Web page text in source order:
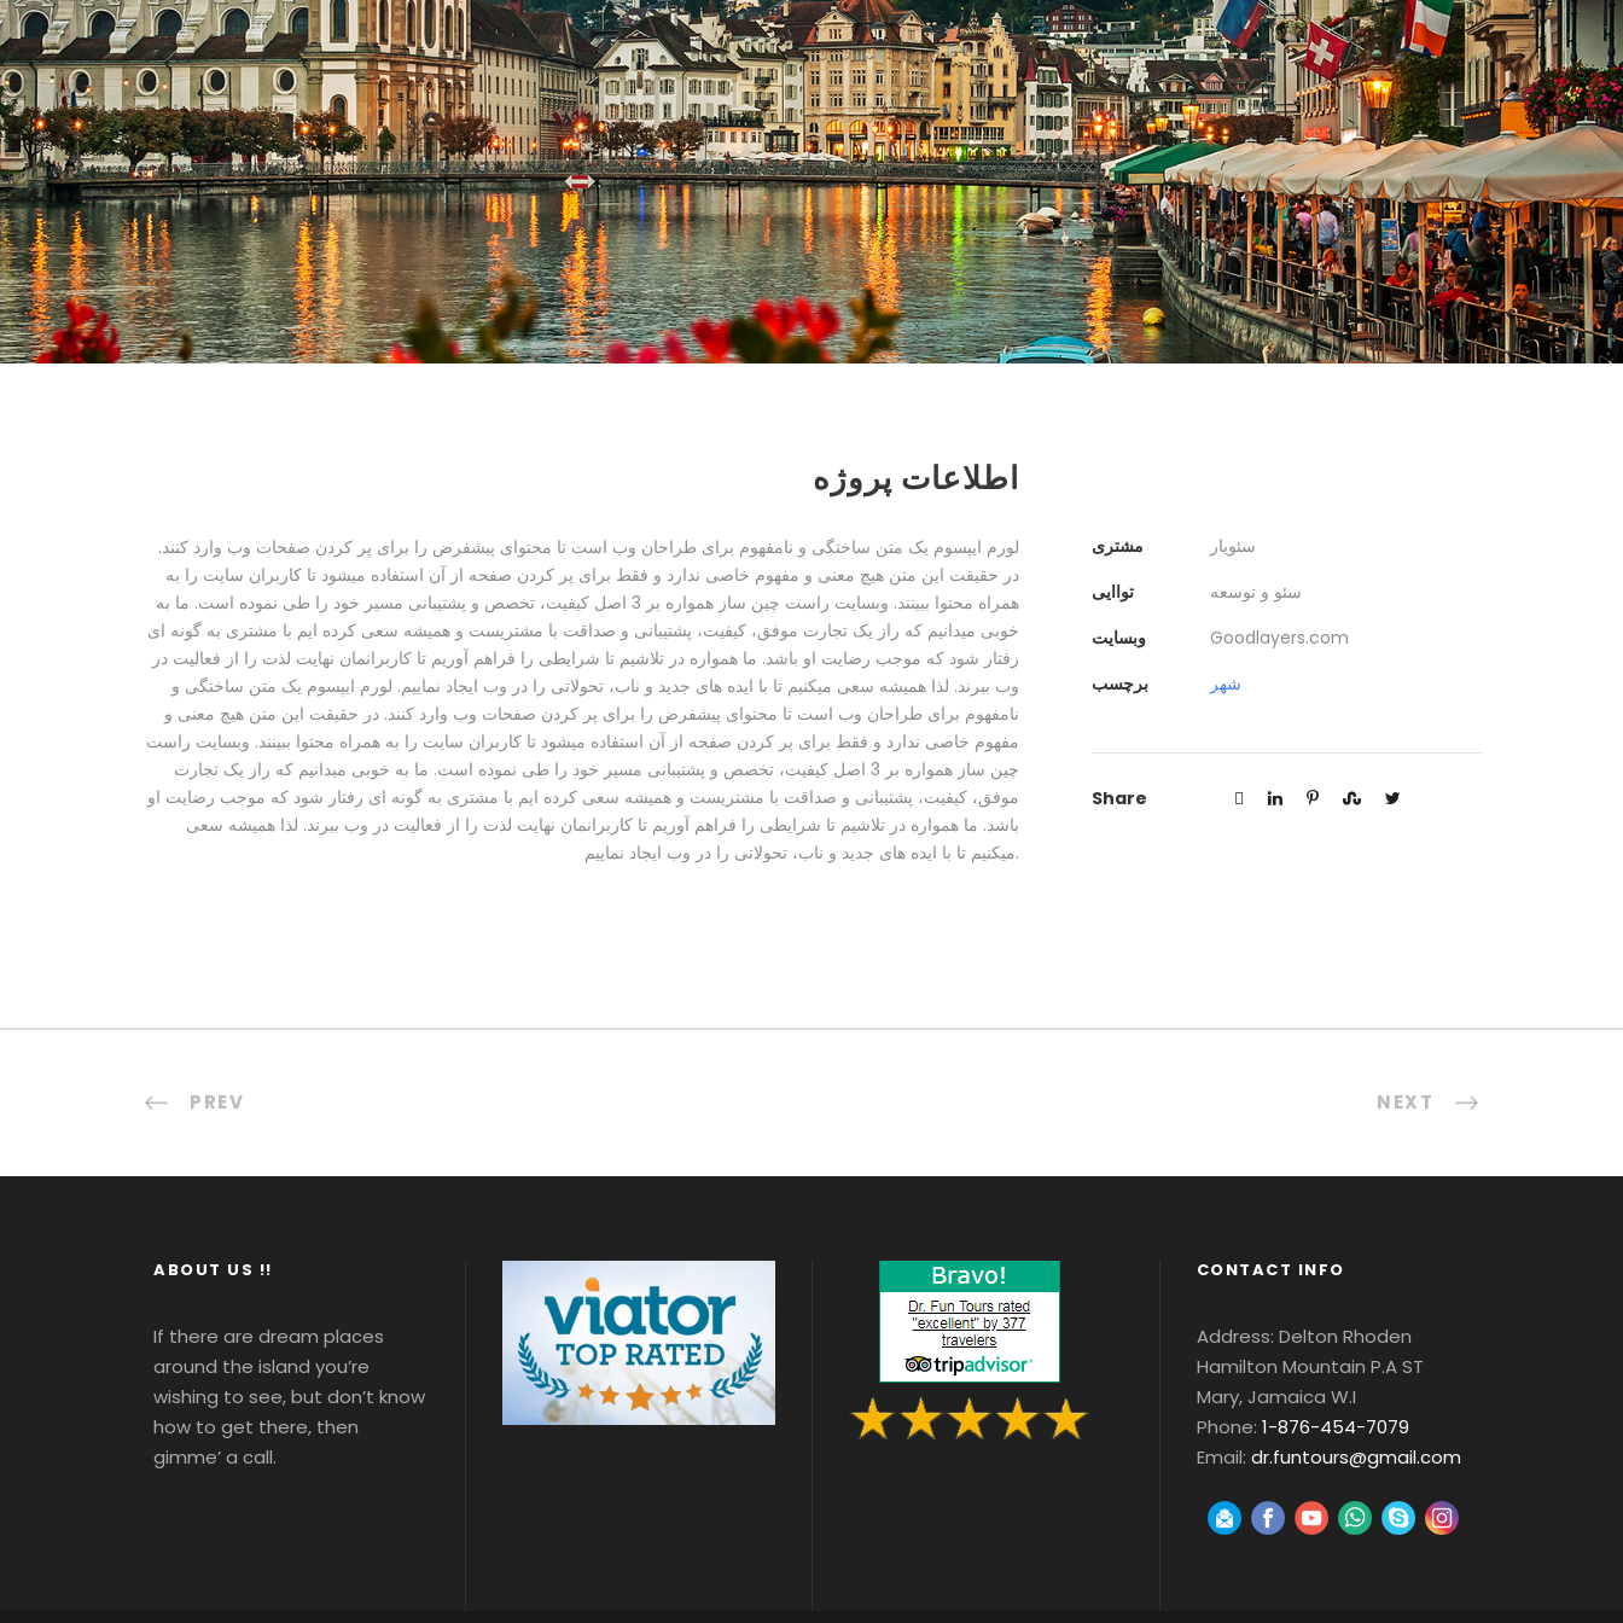
اطلاعات پروژه
لورم ایپسوم یک متن ساختگی و نامفهوم برای طراحان وب است تا محتوای پیشفرض را برای پر کردن صفحات وب وارد کنند.
در حقیقت این متن هیچ معنی و مفهوم خاصی ندارد و فقط برای پر کردن صفحه از آن استفاده میشود تا کاربران سایت را به
همراه محتوا ببینند. وبسایت راست چین ساز همواره بر 3 اصل کیفیت، تخصص و پشتیبانی مسیر خود را طی نموده است. ما به
خوبی میدانیم که راز یک تجارت موفق، کیفیت، پشتیبانی و صداقت با مشتریست و همیشه سعی کرده ایم با مشتری به گونه ای
رفتار شود که موجب رضایت او باشد. ما همواره در تلاشیم تا شرایطی را فراهم آوریم تا کاربرانمان نهایت لذت را از فعالیت در
وب ببرند. لذا همیشه سعی میکنیم تا با ایده های جدید و ناب، تحولاتی را در وب ایجاد نماییم. لورم ایپسوم یک متن ساختگی و
نامفهوم برای طراحان وب است تا محتوای پیشفرض را برای پر کردن صفحات وب وارد کنند. در حقیقت این متن هیچ معنی و
مفهوم خاصی ندارد و فقط برای پر کردن صفحه از آن استفاده میشود تا کاربران سایت را به همراه محتوا ببینند. وبسایت راست
چین ساز همواره بر 3 اصل کیفیت، تخصص و پشتیبانی مسیر خود را طی نموده است. ما به خوبی میدانیم که راز یک تجارت
موفق، کیفیت، پشتیبانی و صداقت با مشتریست و همیشه سعی کرده ایم با مشتری به گونه ای رفتار شود که موجب رضایت او
باشد. ما همواره در تلاشیم تا شرایطی را فراهم آوریم تا کاربرانمان نهایت لذت را از فعالیت در وب ببرند. لذا همیشه سعی
میکنیم تا با ایده های جدید و ناب، تحولاتی را در وب ایجاد نماییم.
مشتری
سئویار
تواایی
سئو و توسعه
وبسایت
Goodlayers.com
برچسب
شهر
Share
PREV NEXT
ABOUT US !!
If there are dream places
around the island you’re
wishing to see, but don’t know
how to get there, then
gimme’ a call.
CONTACT INFO
Address: Delton Rhoden
Hamilton Mountain P.A ST
Mary, Jamaica W.I
Phone: 1-876-454-7079
Email: dr.funtours@gmail.com